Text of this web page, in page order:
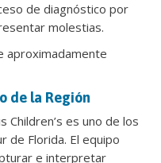
de diagnóstico por
molestias.
aproximadamente
de la Región
Children’s es uno de los
de Florida. El equipo
e interpretar